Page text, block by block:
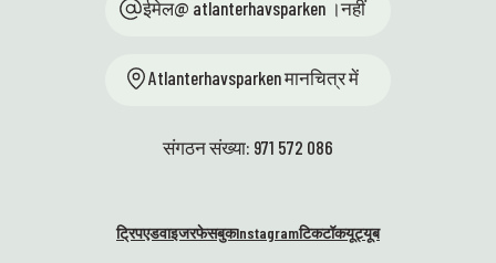
ईमेल@ atlanterhavsparken ।नहीं
Atlanterhavsparken मानचित्र में
संगठन संख्या: 971 572 086
ट्रिपएडवाइजरफेसबुकInstagramटिकटॉकयूट्यूब